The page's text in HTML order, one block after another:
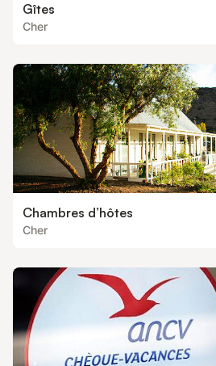
Gîtes
Cher
Chambres d’hôtes
Cher